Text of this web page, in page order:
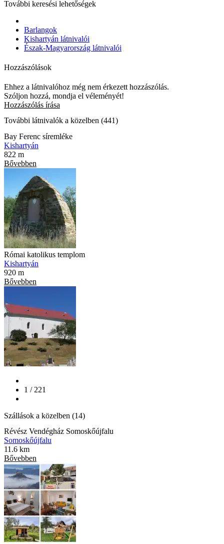
További keresési lehetőségek
Barlangok
Kishartyán látnivalói
Észak-Magyarország látnivalói
Hozzászólások
Ehhez a látnivalóhoz még nem érkezett hozzászólás.
Szóljon hozzá, mondja el véleményét!
Hozzászólás írása
További látnivalók a közelben (441)
Bay Ferenc síremléke
Kishartyán
822 m
Bővebben
Római katolikus templom
Kishartyán
920 m
Bővebben
1 / 221
Szállások a közelben (14)
Révész Vendégház Somoskőújfalu
Somoskőújfalu
11.6 km
Bővebben